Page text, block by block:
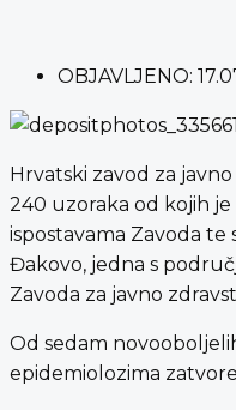
OBJAVLJENO:
Hrvatski zavod za
240 uzoraka od kojih
ispostavama Zavoda
Đakovo, jedna s
Zavoda za javno
Od sedam
epidemiolozima